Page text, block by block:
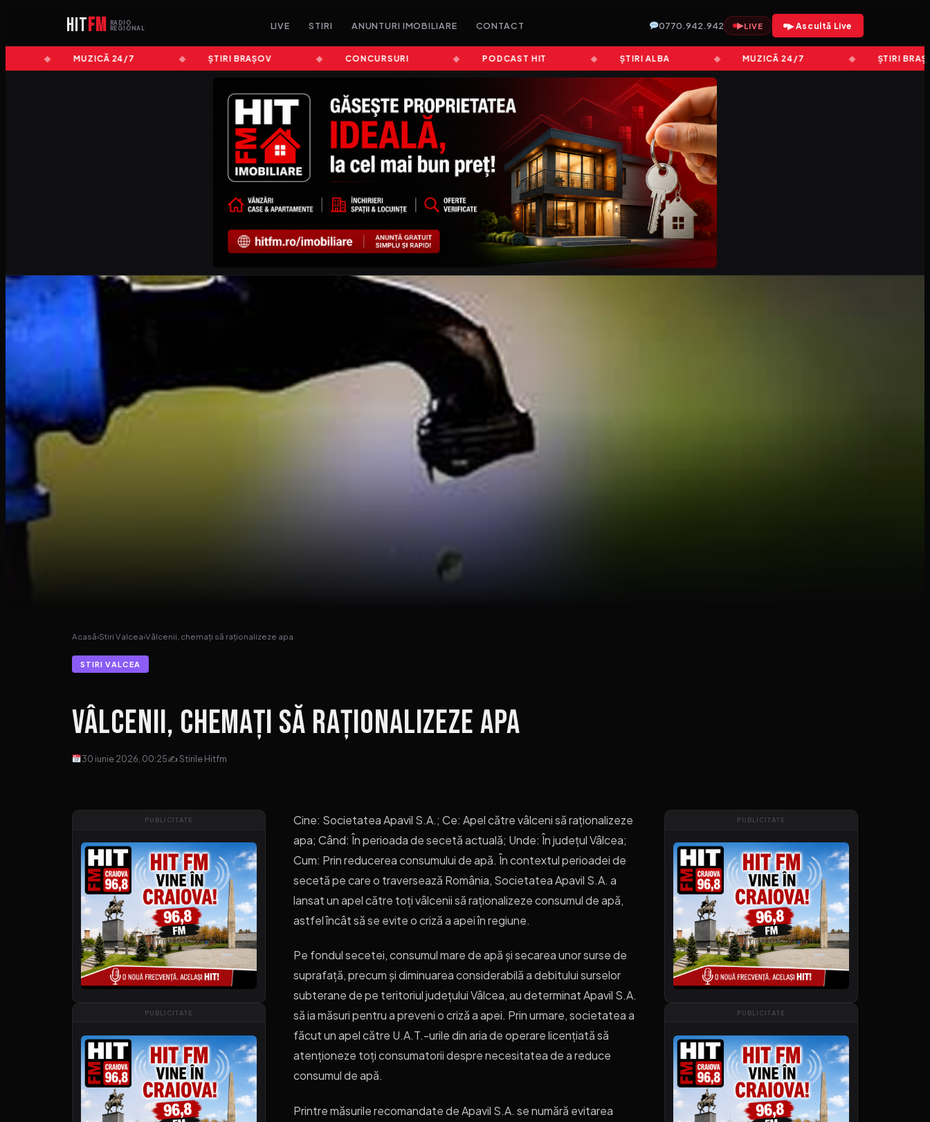
HITFM
RADIO
REGIONAL
LIVE STIRI ANUNTURI IMOBILIARE CONTACT 0770.942.942 ▶LIVE ▶ Ascultă Live
MUZICĂ 24/7 ȘTIRI BRAȘOV CONCURSURI PODCAST HIT ȘTIRI ALBA MUZICĂ 24/7 ȘTIRI BRAȘOV
Acasă›Stiri Valcea›Vâlcenii, chemați să raționalizeze apa
STIRI VALCEA
Vâlcenii, chemați să raționalizeze apa
30 iunie 2026, 00:25✍ Stirile Hitfm
PUBLICITATE
PUBLICITATE
Cine: Societatea Apavil S.A.; Ce: Apel către vâlceni să raționalizeze
apa; Când: În perioada de secetă actuală; Unde: În județul Vâlcea;
Cum: Prin reducerea consumului de apă. În contextul perioadei de
secetă pe care o traversează România, Societatea Apavil S.A. a
lansat un apel către toți vâlcenii să raționalizeze consumul de apă,
astfel încât să se evite o criză a apei în regiune.
Pe fondul secetei, consumul mare de apă și secarea unor surse de
suprafață, precum și diminuarea considerabilă a debitului surselor
subterane de pe teritoriul județului Vâlcea, au determinat Apavil S.A.
să ia măsuri pentru a preveni o criză a apei. Prin urmare, societatea a
făcut un apel către U.A.T.-urile din aria de operare licențiată să
atenționeze toți consumatorii despre necesitatea de a reduce
consumul de apă.
Printre măsurile recomandate de Apavil S.A. se numără evitarea
PUBLICITATE
PUBLICITATE